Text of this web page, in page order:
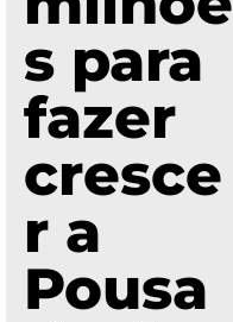
s para
fazer
cresce
r a
Pousa